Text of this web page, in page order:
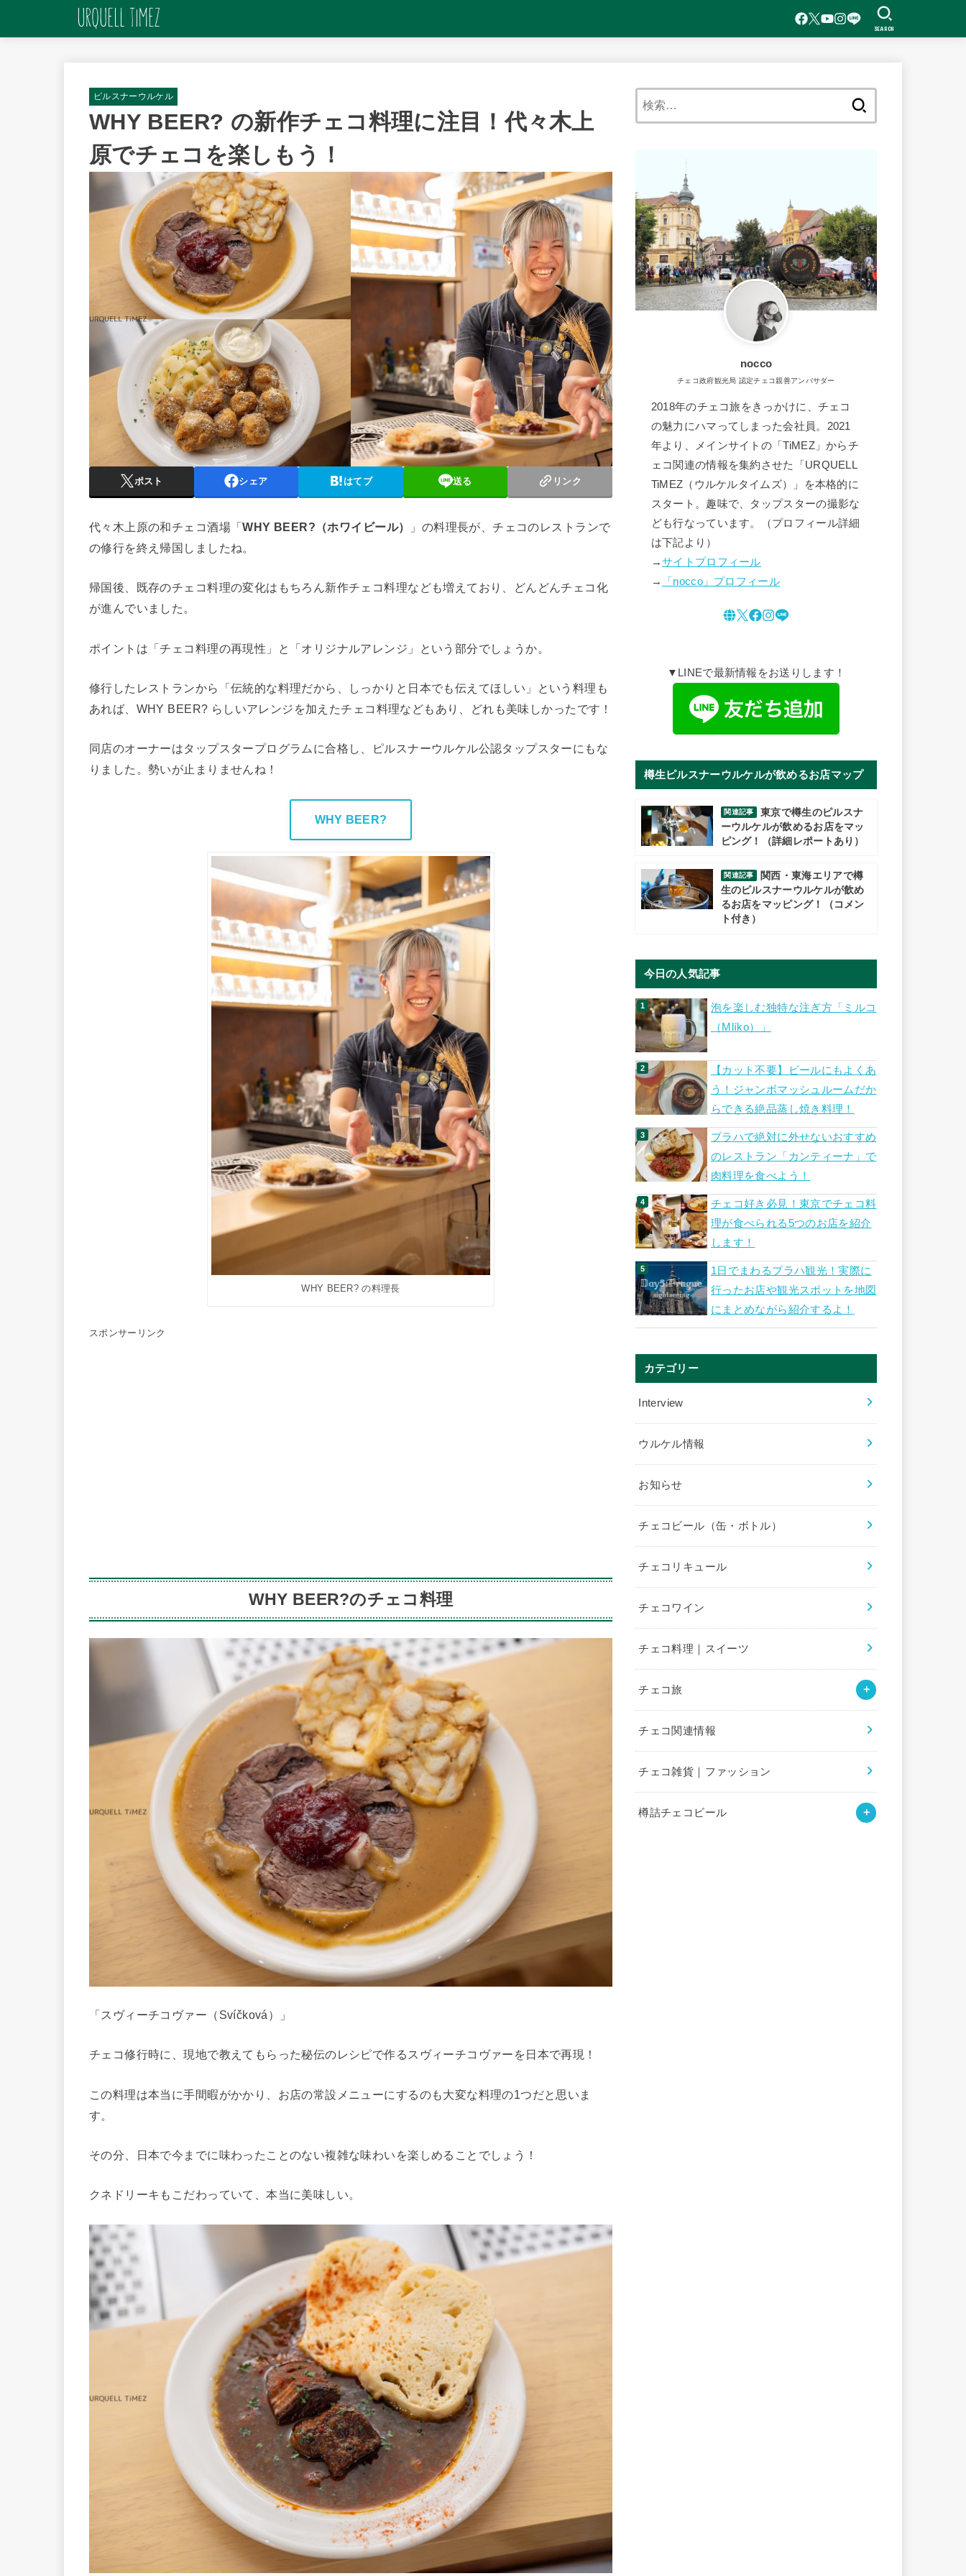
SEARCH
ピルスナーウルケル
WHY BEER? の新作チェコ料理に注目！代々木上
原でチェコを楽しもう！
ポスト シェア はてブ 送る リンク
代々木上原の和チェコ酒場「WHY BEER?（ホワイビール）
」の料理長が、チェコのレストランで
の修行を終え帰国しましたね。
帰国後、既存のチェコ料理の変化はもちろん新作チェコ料理なども増えており、どんどんチェコ化
が進んでいました。
ポイントは「チェコ料理の再現性」と「オリジナルアレンジ」という部分でしょうか。
修行したレストランから「伝統的な料理だから、しっかりと日本でも伝えてほしい」という料理も
あれば、WHY BEER? らしいアレンジを加えたチェコ料理などもあり、どれも美味しかったです！
同店のオーナーはタップスタープログラムに合格し、ピルスナーウルケル公認タップスターにもな
りました。勢いが止まりませんね！
WHY BEER?
WHY BEER? の料理長
スポンサーリンク
WHY BEER?のチェコ料理
「スヴィーチコヴァー（Svíčková）」
チェコ修行時に、現地で教えてもらった秘伝のレシピで作るスヴィーチコヴァーを日本で再現！
この料理は本当に手間暇がかかり、お店の常設メニューにするのも大変な料理の1つだと思いま
す。
その分、日本で今までに味わったことのない複雑な味わいを楽しめることでしょう！
クネドリーキもこだわっていて、本当に美味しい。
nocco
チェコ政府観光局 認定チェコ親善アンバサダー
2018年のチェコ旅をきっかけに、チェコ
の魅力にハマってしまった会社員。2021
年より、メインサイトの「TiMEZ」からチ
ェコ関連の情報を集約させた「URQUELL
TiMEZ（ウルケルタイムズ）」を本格的に
スタート。趣味で、タップスターの撮影な
ども行なっています。（プロフィール詳細
は下記より）
→サイトプロフィール
→
「nocco」プロフィール
▼LINEで最新情報をお送りします！
樽生ピルスナーウルケルが飲めるお店マップ
関連記事
東京で樽生のピルスナ
ーウルケルが飲めるお店をマッ
ピング！（詳細レポートあり）
関連記事
関西・東海エリアで樽
生のピルスナーウルケルが飲め
るお店をマッピング！（コメン
ト付き）
今日の人気記事
泡を楽しむ独特な注ぎ方「ミルコ
（Mlíko）」
【カット不要】ビールにもよくあ
う！ジャンボマッシュルームだか
らできる絶品蒸し焼き料理！
プラハで絶対に外せないおすすめ
のレストラン「カンティーナ」で
肉料理を食べよう！
チェコ好き必見！東京でチェコ料
理が食べられる5つのお店を紹介
します！
1日でまわるプラハ観光！実際に
行ったお店や観光スポットを地図
にまとめながら紹介するよ！
カテゴリー
Interview
ウルケル情報
お知らせ
チェコビール（缶・ボトル）
チェコリキュール
チェコワイン
チェコ料理｜スイーツ
チェコ旅
チェコ関連情報
チェコ雑貨｜ファッション
樽詰チェコビール